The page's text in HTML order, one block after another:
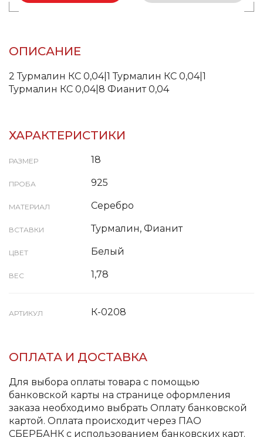
ОПИСАНИЕ
2 Турмалин КС 0,04|1 Турмалин КС 0,04|1
Турмалин КС 0,04|8 Фианит 0,04
ХАРАКТЕРИСТИКИ
РАЗМЕР 18
ПРОБА 925
МАТЕРИАЛ Серебро
ВСТАВКИ Турмалин, Фианит
ЦВЕТ Белый
ВЕС 1,78
АРТИКУЛ К-0208
ОПЛАТА И ДОСТАВКА
Для выбора оплаты товара с помощью
банковской карты на странице оформления
заказа необходимо выбрать Оплату банковской
картой. Оплата происходит через ПАО
СБЕРБАНК с использованием банковских карт.